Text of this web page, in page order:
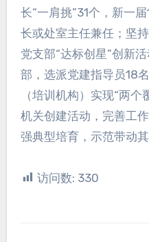
长“一肩挑”31个，新一
长或处室主任兼任；坚
党支部“达标创星”创新
部，选派党建指导员18
（培训机构）实现“两
机关创建活动，完善工
强典型培育，示范带动
访问数: 330